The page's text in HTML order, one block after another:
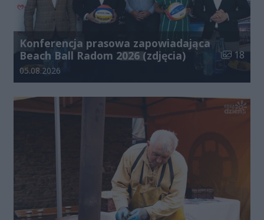
Konferencja prasowa zapowiadająca
Beach Ball Radom 2026 (zdjęcia)
Liczba
18
Data dodania galerii:
05.08.2026